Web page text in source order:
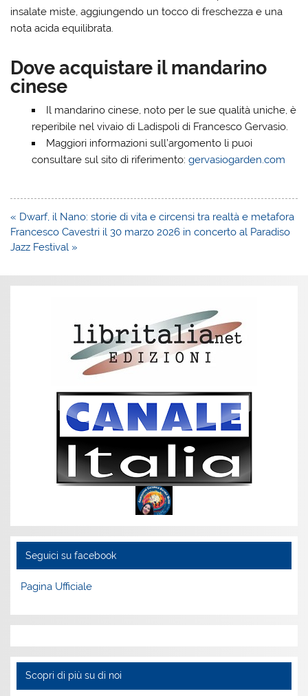
insalate miste, aggiungendo un tocco di freschezza e una
nota acida equilibrata.
Dove acquistare il mandarino
cinese
Il mandarino cinese, noto per le sue qualità uniche, è
reperibile nel vivaio di Ladispoli di Francesco Gervasio.
Maggiori informazioni sull’argomento li puoi
consultare sul sito di riferimento: gervasiogarden.com
Navigazione
articoli
« Dwarf, il Nano: storie di vita e circensi tra realtà e metafora
Francesco Cavestri il 30 marzo 2026 in concerto al Paradiso
Jazz Festival »
Seguici su facebook
Pagina Ufficiale
Scopri di più su di noi